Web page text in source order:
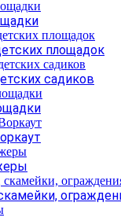
площадок
садиков